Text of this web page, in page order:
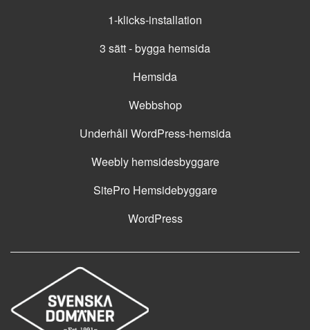
1-klicks-installation
3 sätt - bygga hemsida
Hemsida
Webbshop
Underhåll WordPress-hemsida
Weebly hemsidesbyggare
SitePro Hemsidebyggare
WordPress